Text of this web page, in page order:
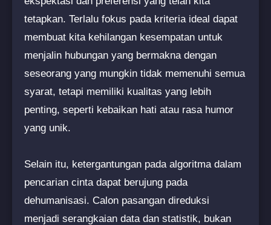
tetapkan. Terlalu fokus pada kriteria ideal dapat
membuat kita kehilangan kesempatan untuk
menjalin hubungan yang bermakna dengan
seseorang yang mungkin tidak memenuhi semua
syarat, tetapi memiliki kualitas yang lebih
penting, seperti kebaikan hati atau rasa humor
yang unik.
Selain itu, ketergantungan pada algoritma dalam
pencarian cinta dapat berujung pada
dehumanisasi. Calon pasangan direduksi
menjadi serangkaian data dan statistik, bukan